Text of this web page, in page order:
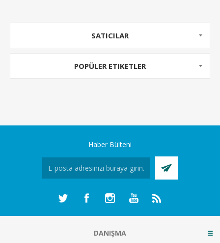
SATICILAR
POPÜLER ETIKETLER
Haber Bülteni
DANIŞMA